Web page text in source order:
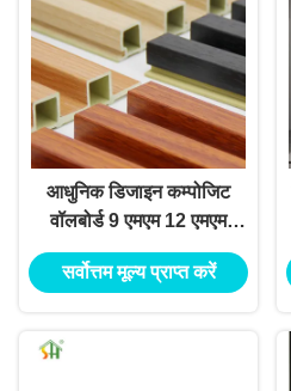
आधुनिक डिजाइन कम्पोजिट
वॉलबोर्ड 9 एमएम 12 एमएम
लकड़ी प्लास्टिक कम्पोजिट
क्लैडिंग Wpc वॉल पैनल
सर्वोत्तम मूल्य प्राप्त करें